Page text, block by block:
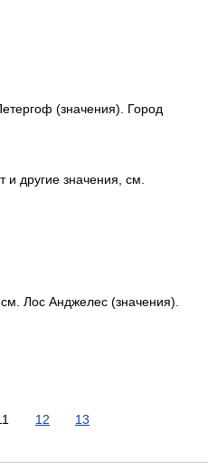
(значения). Город
другие значения, см.
Лос Анджелес (значения).
12 13